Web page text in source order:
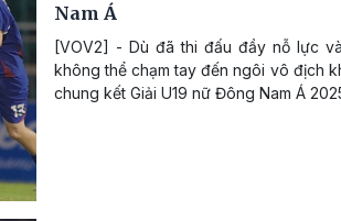
Nam Á
[VOV2] - Dù đã thi đấu đầy nỗ lực
không thể chạm tay đến ngôi vô địch
chung kết Giải U19 nữ Đông Nam Á